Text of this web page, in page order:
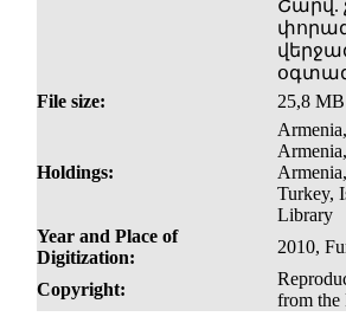
Շարվ.
File size:
25,8 MB
Holdings:
Turkey,
Library
Year and Place of
Digitization:
2010,
Copyright:
from the